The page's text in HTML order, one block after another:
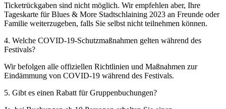
Ticketrückgaben sind nicht möglich. Wir empfehlen aber, Ihre
Tageskarte für Blues & More Stadtschlaining 2023 an Freunde oder
Familie weiterzugeben, falls Sie selbst nicht teilnehmen können.
4. Welche COVID-19-Schutzmaßnahmen gelten während des
Festivals?
Wir befolgen alle offiziellen Richtlinien und Maßnahmen zur
Eindämmung von COVID-19 während des Festivals.
5. Gibt es einen Rabatt für Gruppenbuchungen?